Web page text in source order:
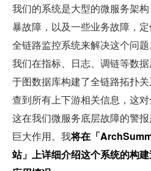
我们的系统是大型的微服务架
暴故障，以及一些业务故障，
全链路监控系统来解决这个问
我们在指标、日志、调链等数
于图数据库构建了全链路拓扑
查到所有上下游相关信息，这对
这在我们微服务底层故障的警
巨大作用。我将在「
站」上详细介绍这个系统的构